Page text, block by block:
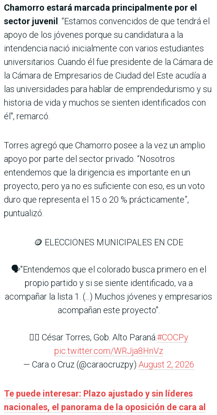
Chamorro estará marcada principalmente por el
sector juvenil . “Estamos convencidos de que tendrá el
apoyo de los jóvenes porque su candidatura a la
intendencia nació inicialmente con varios estudiantes
universitarios. Cuando él fue presidente de la Cámara de
la Cámara de Empresarios de Ciudad del Este acudía a
las universidades para hablar de emprendedurismo y su
historia de vida y muchos se sienten identificados con
él", remarcó.
Torres agregó que Chamorro posee a la vez un amplio
apoyo por parte del sector privado. “Nosotros
entendemos que la dirigencia es importante en un
proyecto, pero ya no es suficiente con eso, es un voto
duro que representa el 15 o 20 % prácticamente”,
puntualizó.
🪙 ELECCIONES MUNICIPALES EN CDE
🗣️"Entendemos que el colorado busca primero en el
propio partido y si se siente identificado, va a
acompañar la lista 1. (...) Muchos jóvenes y empresarios
acompañan este proyecto".
👉🏽 ⁠César Torres, Gob. Alto Paraná.#COCPy
pic.twitter.com/WRJja8HnVz
— Cara o Cruz (@caraocruzpy) August 2, 2026
Te puede interesar: Plazo ajustado y sin líderes
nacionales, el panorama de la oposición de cara al